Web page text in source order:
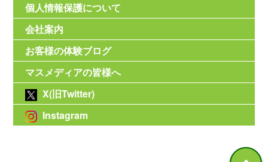
個人情報保護について
会社案内
お客様の体験ブログ
マスメディアの皆様へ
X(旧Twitter)
Instagram